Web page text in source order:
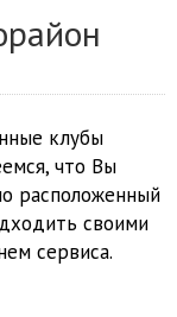
клубы
что Вы
расположенный
своими
сервиса.